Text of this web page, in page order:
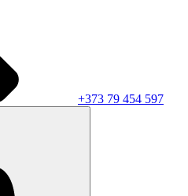
+373 79 454 597